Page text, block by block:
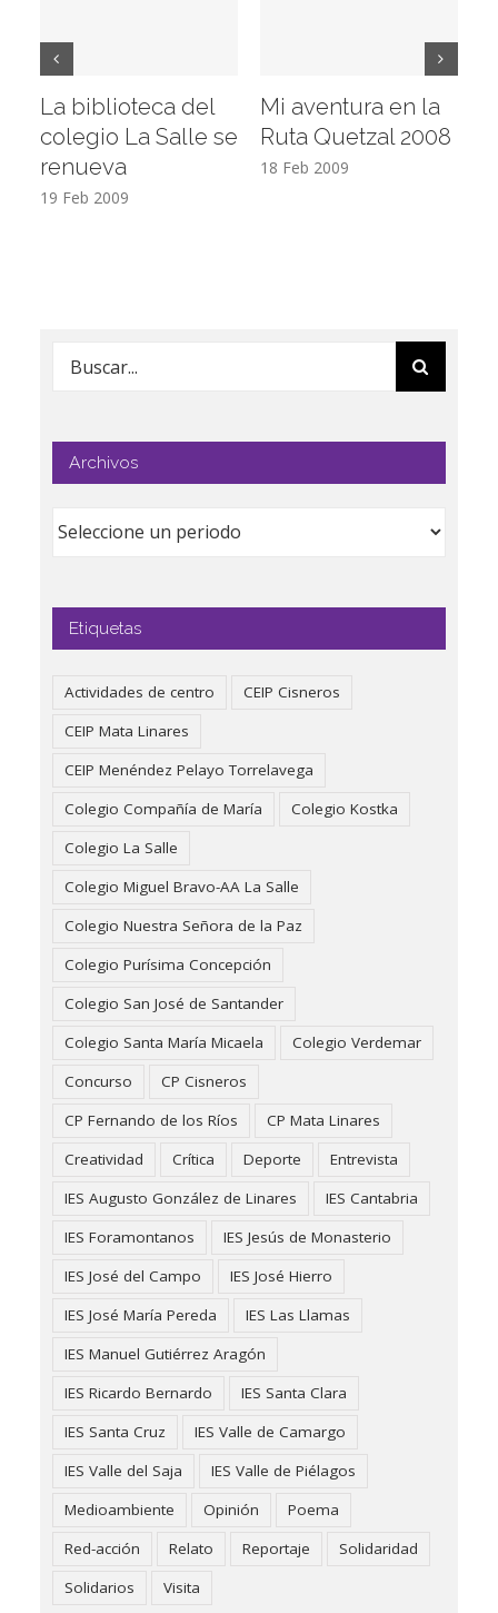
La biblioteca del
colegio La Salle se
renueva
19 Feb 2009
Mi aventura en la
Ruta Quetzal 2008
18 Feb 2009
Buscar:
Archivos
Etiquetas
Actividades de centro
CEIP Cisneros
CEIP Mata Linares
CEIP Menéndez Pelayo Torrelavega
Colegio Compañía de María
Colegio Kostka
Colegio La Salle
Colegio Miguel Bravo-AA La Salle
Colegio Nuestra Señora de la Paz
Colegio Purísima Concepción
Colegio San José de Santander
Colegio Santa María Micaela
Colegio Verdemar
Concurso
CP Cisneros
CP Fernando de los Ríos
CP Mata Linares
Creatividad
Crítica Deporte
Entrevista
IES Augusto González de Linares
IES Cantabria
IES Foramontanos
IES Jesús de Monasterio
IES José del Campo
IES José Hierro
IES José María Pereda
IES Las Llamas
IES Manuel Gutiérrez Aragón
IES Ricardo Bernardo
IES Santa Clara
IES Santa Cruz
IES Valle de Camargo
IES Valle del Saja
IES Valle de Piélagos
Medioambiente
Opinión
Poema
Red-acción
Relato Reportaje
Solidaridad
Solidarios
Visita